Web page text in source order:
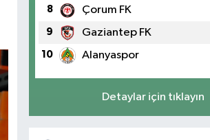
8 Çorum FK
9 Gaziantep FK
10 Alanyaspor
Detaylar için tıklayın